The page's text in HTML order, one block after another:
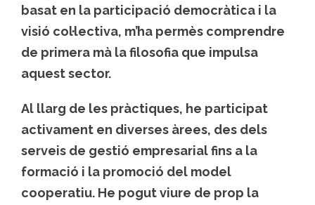
basat en la participació democràtica i la
visió col·lectiva, m’ha permès comprendre
de primera mà la filosofia que impulsa
aquest sector.
Al llarg de les pràctiques, he participat
activament en diverses àrees, des dels
serveis de gestió empresarial fins a la
formació i la promoció del model
cooperatiu. He pogut viure de prop la